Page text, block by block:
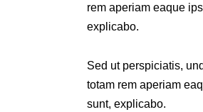
rem aperiam eaque
explicabo.
Sed ut perspiciatis,
totam rem aperiam
sunt, explicabo.